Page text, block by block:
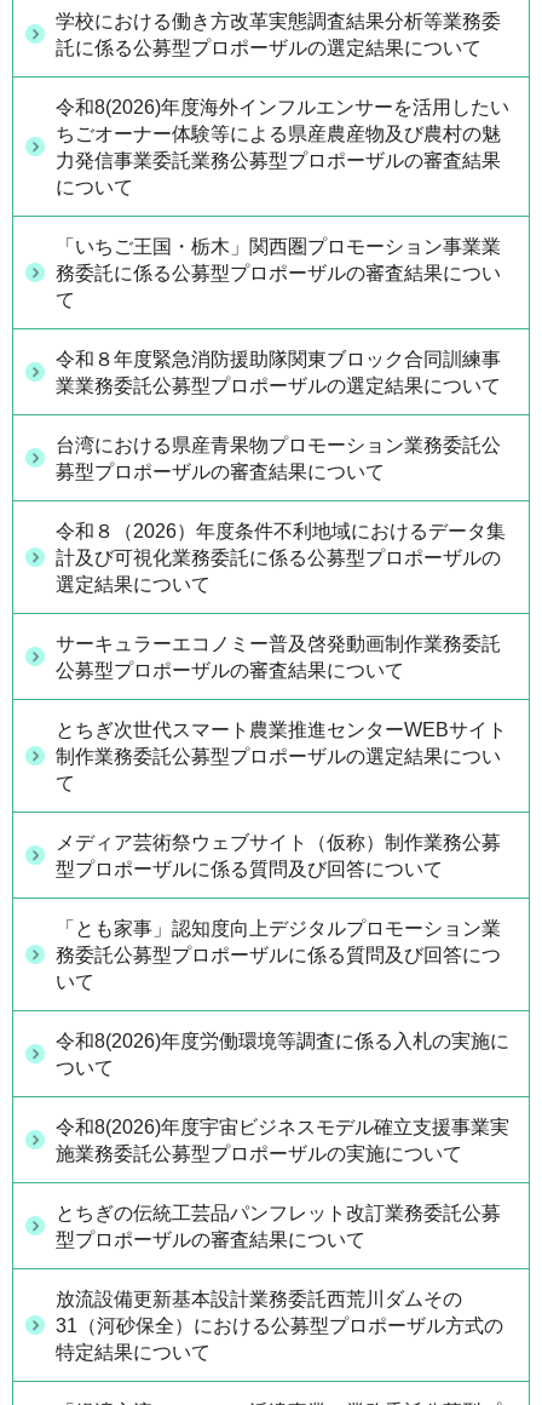
学校における働き方改革実態調査結果分析等業務委
託に係る公募型プロポーザルの選定結果について
令和8(2026)年度海外インフルエンサーを活用したい
ちごオーナー体験等による県産農産物及び農村の魅
力発信事業委託業務公募型プロポーザルの審査結果
について
「いちご王国・栃木」関西圏プロモーション事業業
務委託に係る公募型プロポーザルの審査結果につい
て
令和８年度緊急消防援助隊関東ブロック合同訓練事
業業務委託公募型プロポーザルの選定結果について
台湾における県産青果物プロモーション業務委託公
募型プロポーザルの審査結果について
令和８（2026）年度条件不利地域におけるデータ集
計及び可視化業務委託に係る公募型プロポーザルの
選定結果について
サーキュラーエコノミー普及啓発動画制作業務委託
公募型プロポーザルの審査結果について
とちぎ次世代スマート農業推進センターWEBサイト
制作業務委託公募型プロポーザルの選定結果につい
て
メディア芸術祭ウェブサイト（仮称）制作業務公募
型プロポーザルに係る質問及び回答について
「とも家事」認知度向上デジタルプロモーション業
務委託公募型プロポーザルに係る質問及び回答につ
いて
令和8(2026)年度労働環境等調査に係る入札の実施に
ついて
令和8(2026)年度宇宙ビジネスモデル確立支援事業実
施業務委託公募型プロポーザルの実施について
とちぎの伝統工芸品パンフレット改訂業務委託公募
型プロポーザルの審査結果について
放流設備更新基本設計業務委託西荒川ダムその
31（河砂保全）における公募型プロポーザル方式の
特定結果について